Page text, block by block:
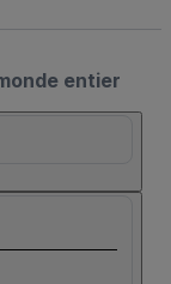
entier